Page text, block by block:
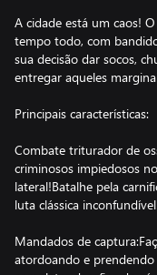
A cidade está um caos!
tempo todo, com
sua decisão dar socos,
entregar aqueles
Principais características:
Combate triturador de
criminosos impiedosos
lateral!Batalhe pela
luta clássica
Mandados de
atordoando e